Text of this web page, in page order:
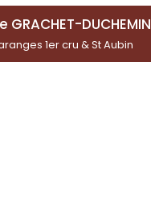
DUCHEMIN
1er cru & St Aubin